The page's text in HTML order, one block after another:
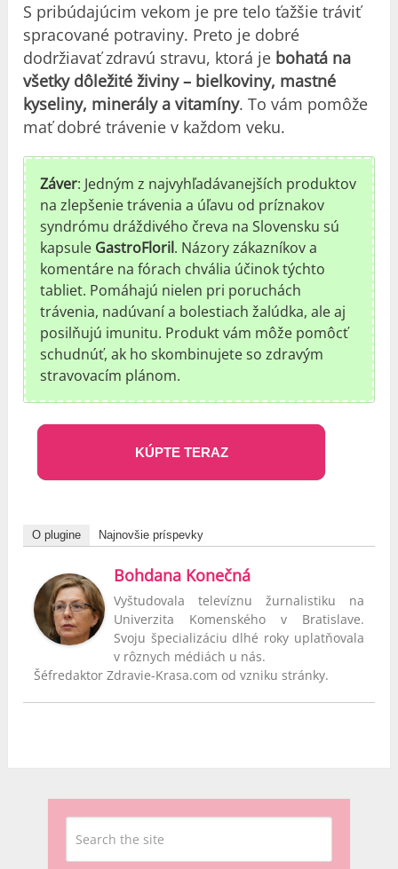
S pribúdajúcim vekom je pre telo ťažšie tráviť
spracované potraviny. Preto je dobré
dodržiavať zdravú stravu, ktorá je bohatá na
všetky dôležité živiny – bielkoviny, mastné
kyseliny, minerály a vitamíny. To vám pomôže
mať dobré trávenie v každom veku.
Záver: Jedným z najvyhľadávanejších produktov
na zlepšenie trávenia a úľavu od príznakov
syndrómu dráždivého čreva na Slovensku sú
kapsule GastroFloril. Názory zákazníkov a
komentáre na fórach chvália účinok týchto
tabliet. Pomáhajú nielen pri poruchách
trávenia, nadúvaní a bolestiach žalúdka, ale aj
posilňujú imunitu. Produkt vám môže pomôcť
schudnúť, ak ho skombinujete so zdravým
stravovacím plánom.
KÚPTE TERAZ
O plugine Najnovšie príspevky
Bohdana Konečná
Vyštudovala televíznu žurnalistiku na
Univerzita Komenského v Bratislave.
Svoju špecializáciu dlhé roky uplatňovala
v rôznych médiách u nás.
Šéfredaktor Zdravie-Krasa.com od vzniku stránky.